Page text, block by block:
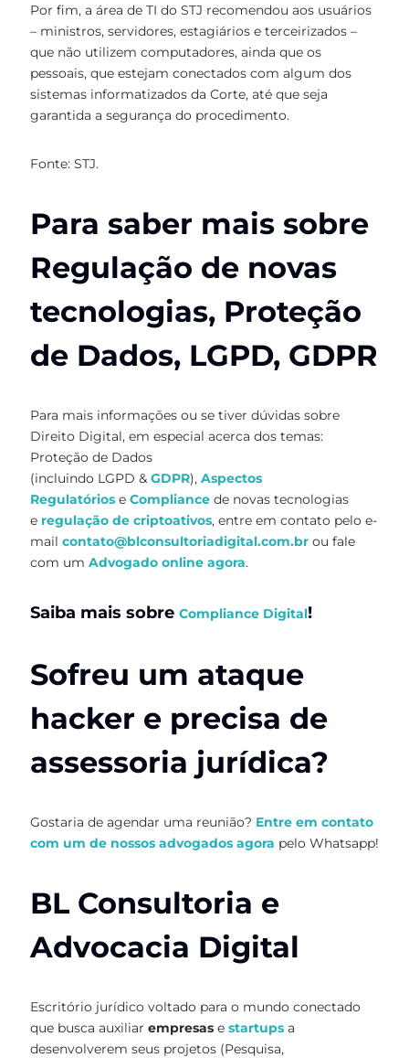
Por fim, a área de TI do STJ recomendou aos usuários
– ministros, servidores, estagiários e terceirizados –
que não utilizem computadores, ainda que os
pessoais, que estejam conectados com algum dos
sistemas informatizados da Corte, até que seja
garantida a segurança do procedimento.
Fonte: STJ.
Para saber mais sobre
Regulação de novas
tecnologias, Proteção
de Dados, LGPD, GDPR
Para mais informações ou se tiver dúvidas sobre
Direito Digital, em especial acerca dos temas:
Proteção de Dados
(incluindo LGPD & GDPR), Aspectos
Regulatórios e Compliance de novas tecnologias
e regulação de criptoativos, entre em contato pelo e-
mail contato@blconsultoriadigital.com.br ou fale
com um Advogado online agora.
Saiba mais sobre Compliance Digital!
Sofreu um ataque
hacker e precisa de
assessoria jurídica?
Gostaria de agendar uma reunião? Entre em contato
com um de nossos advogados agora pelo Whatsapp!
BL Consultoria e
Advocacia Digital
Escritório jurídico voltado para o mundo conectado
que busca auxiliar empresas e startups a
desenvolverem seus projetos (Pesquisa,